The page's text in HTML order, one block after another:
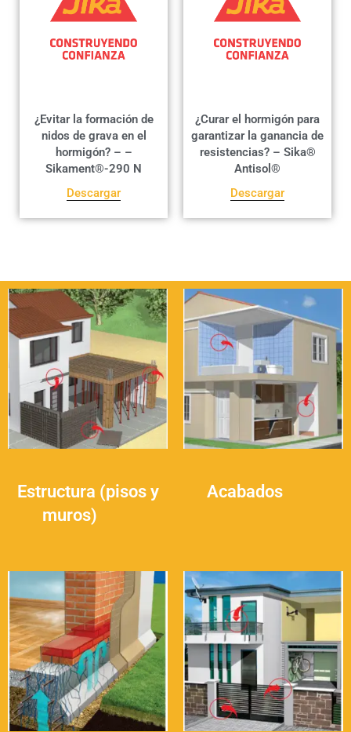
¿Evitar la formación de
nidos de grava en el
hormigón? – –
Sikament®-290 N
Descargar
¿Curar el hormigón para
garantizar la ganancia de
resistencias? – Sika®
Antisol®
Descargar
Estructura (pisos y
muros)
Acabados